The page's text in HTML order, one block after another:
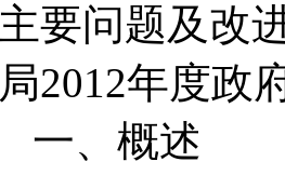
主要问题及改
局2012年度政
一、概述